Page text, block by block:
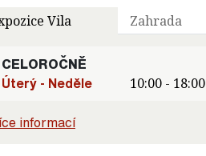
Vila Zahrada
CELOROČNĚ
Úterý - Neděle
10:00 - 18:00
informací